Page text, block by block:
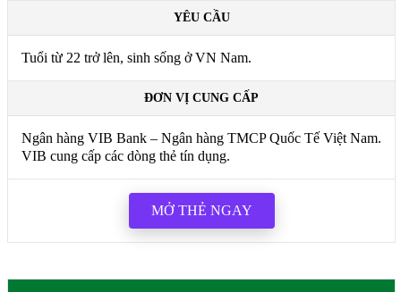
YÊU CẦU
Tuổi từ 22 trở lên, sinh sống ở VN Nam.
ĐƠN VỊ CUNG CẤP
Ngân hàng VIB Bank – Ngân hàng TMCP Quốc Tế Việt Nam.
VIB cung cấp các dòng thẻ tín dụng.
MỞ THẺ NGAY